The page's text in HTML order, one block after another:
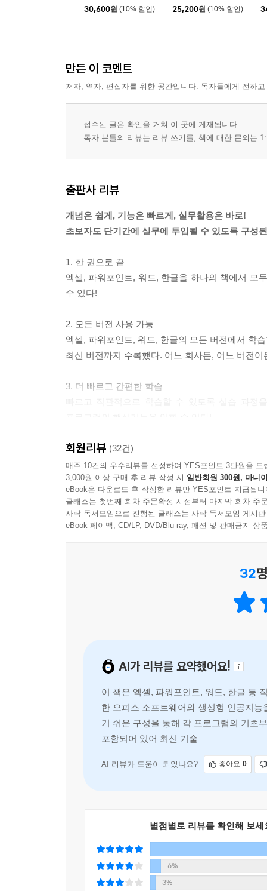
CHAPTER 07 표 꾸미기
037 셀 합치고 나누기(테두리 변경) ★우선순위
038 셀 높이와 폭 같게 설정하기(배분정렬) ★우선
039 표 나누기, 붙이기, 여러 쪽 지원 기능 이용하기
040 표 셀 속성 지정하기(대각선, 채우기) ★우선순
041 표 내용 정렬하고 천 단위 구분 쉼표 표시하기
CHAPTER 08 ChatGPT 활용해서 문서 작성하고
043 ChatGPT 활용하여 출장보고서 작성하기 ★우
044 문자열을 표로 만들기 ★우선순위
046 기획안 표지 만들기
047 문서 끼워 넣고 차례 만들기 ★우선순위
048 종이 영수증 경비 정리하기
050 워터마크 인쇄하기(꼬리말에 문서 정보 출력하
올인원
30,600원 (10% 할인)
서
25,200원 (10% 할인)
만든 이 코멘트
저자, 역자, 편집자를 위한 공간입니다. 독자들에게 전하
접수된 글은 확인을 거쳐 이 곳에 게재됩니다.
독자 분들의 리뷰는 리뷰 쓰기를, 책에 대한 문의는
출판사 리뷰
개념은 쉽게, 기능은 빠르게, 실무활용은 바로!
초보자도 단기간에 실무에 투입될 수 있도록 구성
1. 한 권으로 끝
엑셀, 파워포인트, 워드, 한글을 하나의 책에서 모
수 있다!
2. 모든 버전 사용 가능
엑셀, 파워포인트, 워드, 한글의 모든 버전에서 학
최신 버전까지 수록했다. 어느 회사든, 어느 버전
3. 더 빠르고 간편한 학습
프로그램의 핵심기능을 익힐 수 있다!
4. 핵심기능 선별
전문가가 엄선한 회사에서 바로 따라 쓸 수 있
핵심기능을 학습할 수 있다. 이 실전 예제만으로도
5. 우선순위 학습
먼저 학습해야 할 기능을 표시하여 빠르게 익혀야
가득하다.
회원리뷰 (32건)
매주 10건의 우수리뷰를 선정하여 YES포인트 3만원을 드
3,000원 이상 구매 후 리뷰 작성 시 일반회원 300원, 마니
eBook은 다운로드 후 작성한 리뷰만 YES포인트 지급됩니
클래스는 첫번째 회차 주문확정 시점부터 마지막 회차 주
사락 독서모임으로 진행된 클래스는 사락 독서모임 게시
eBook 페이백, CD/LP, DVD/Blu-ray, 패션 및 판매금지 상
32
AI가 리뷰를 요약했어요!
이 책은 엑셀, 파워포인트, 워드, 한글 등
한 오피스 소프트웨어와 생성형 인공지
기 쉬운 구성을 통해 각 프로그램의 기초
포함되어 있어 최신 기술을 반영하고 있
AI 리뷰가 도움이 되었나요? 좋아요 0
별점별로 리뷰를 확인해 보세
6%
3%